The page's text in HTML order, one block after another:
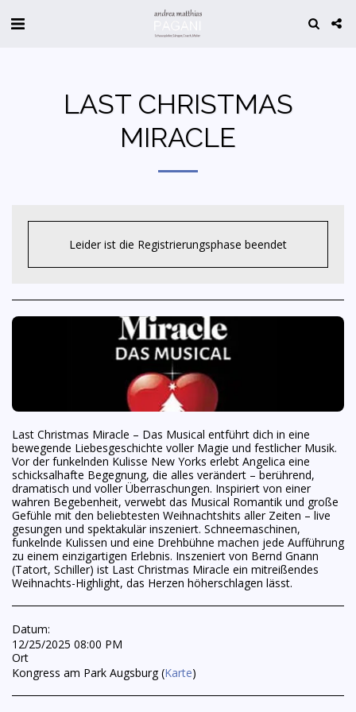
LAST CHRISTMAS
MIRACLE
Leider ist die Registrierungsphase beendet
Last Christmas Miracle – Das Musical entführt dich in eine
bewegende Liebesgeschichte voller Magie und festlicher Musik.
Vor der funkelnden Kulisse New Yorks erlebt Angelica eine
schicksalhafte Begegnung, die alles verändert – berührend,
dramatisch und voller Überraschungen. Inspiriert von einer
wahren Begebenheit, verwebt das Musical Romantik und große
Gefühle mit den beliebtesten Weihnachtshits aller Zeiten – live
gesungen und spektakulär inszeniert. Schneemaschinen,
funkelnde Kulissen und eine Drehbühne machen jede Aufführung
zu einem einzigartigen Erlebnis. Inszeniert von Bernd Gnann
(Tatort, Schiller) ist Last Christmas Miracle ein mitreißendes
Weihnachts-Highlight, das Herzen höherschlagen lässt.
Datum:
12/25/2025 08:00 PM
Ort
Kongress am Park Augsburg (Karte)